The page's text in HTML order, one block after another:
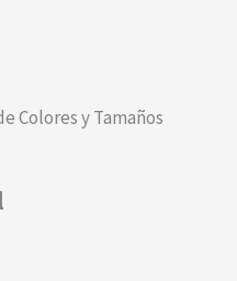
Colores y Tamaños